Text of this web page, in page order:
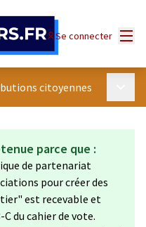
Se connecter
citoyennes
parce que :
de partenariat
pour créer des
est recevable et
du cahier de vote.